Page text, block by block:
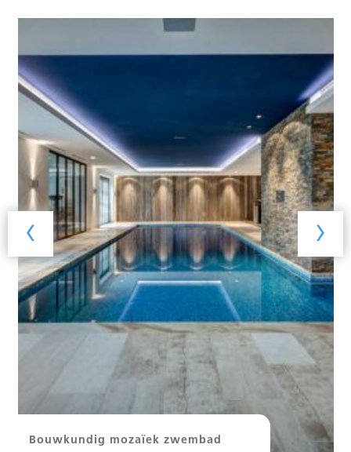
Bouwkundig mozaïek zwembad
‹ ›